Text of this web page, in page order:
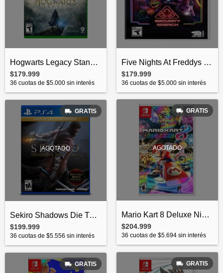
Hogwarts Legacy Standard Edition Xbox On...
$179.999
36 cuotas de $5.000 sin interés
Five Nights At Freddys Security Breach N...
$179.999
36 cuotas de $5.000 sin interés
AGOTADO
GRATIS
Sekiro Shadows Die Twice Game Of The Yea...
$199.999
36 cuotas de $5.556 sin interés
AGOTADO
GRATIS
Mario Kart 8 Deluxe Nintendo Switch Fisi...
$204.999
36 cuotas de $5.694 sin interés
GRATIS GRATIS